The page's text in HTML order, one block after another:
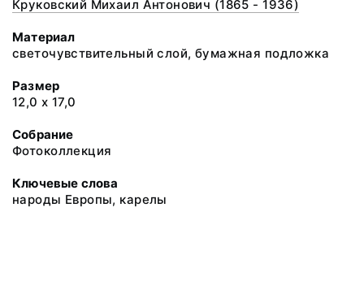
Круковский Михаил Антонович (1865 - 1936)
Материал
светочувствительный слой, бумажная подложка
Размер
12,0 х 17,0
Собрание
Фотоколлекция
Ключевые слова
народы Европы, карелы